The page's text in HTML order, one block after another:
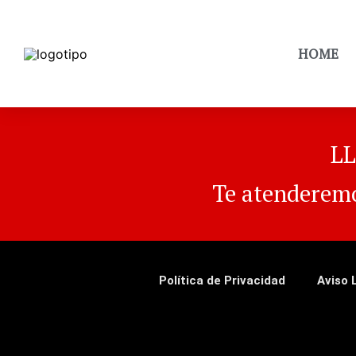
HOME
Te
Política de Privacidad Aviso